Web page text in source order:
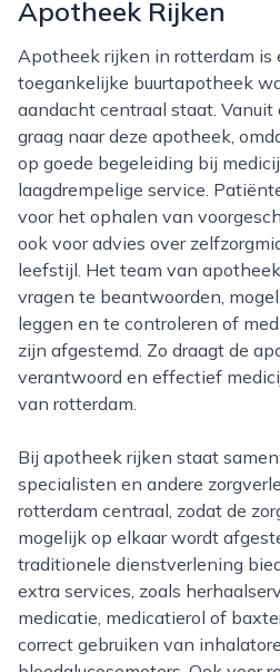
Apotheek Rijken
Apotheek rijken in rotterdam is een moderne en
toegankelijke buurtapotheek
aandacht centraal staat.
graag naar deze apotheek,
op goede begeleiding bij
laagdrempelige service.
voor het ophalen van
ook voor advies over
leefstijl. Het team van
vragen te beantwoorden,
leggen en te controleren of
zijn afgestemd. Zo draagt de
verantwoord en effectief
van rotterdam.
Bij apotheek rijken staat samenwerking met huisartsen,
specialisten en andere
rotterdam centraal, zodat de
mogelijk op elkaar wordt
traditionele dienstverlening
extra services, zoals
medicatie, medicatierol of
correct gebruiken van